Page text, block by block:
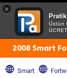
×
Üstün
2008 Smart
Smart